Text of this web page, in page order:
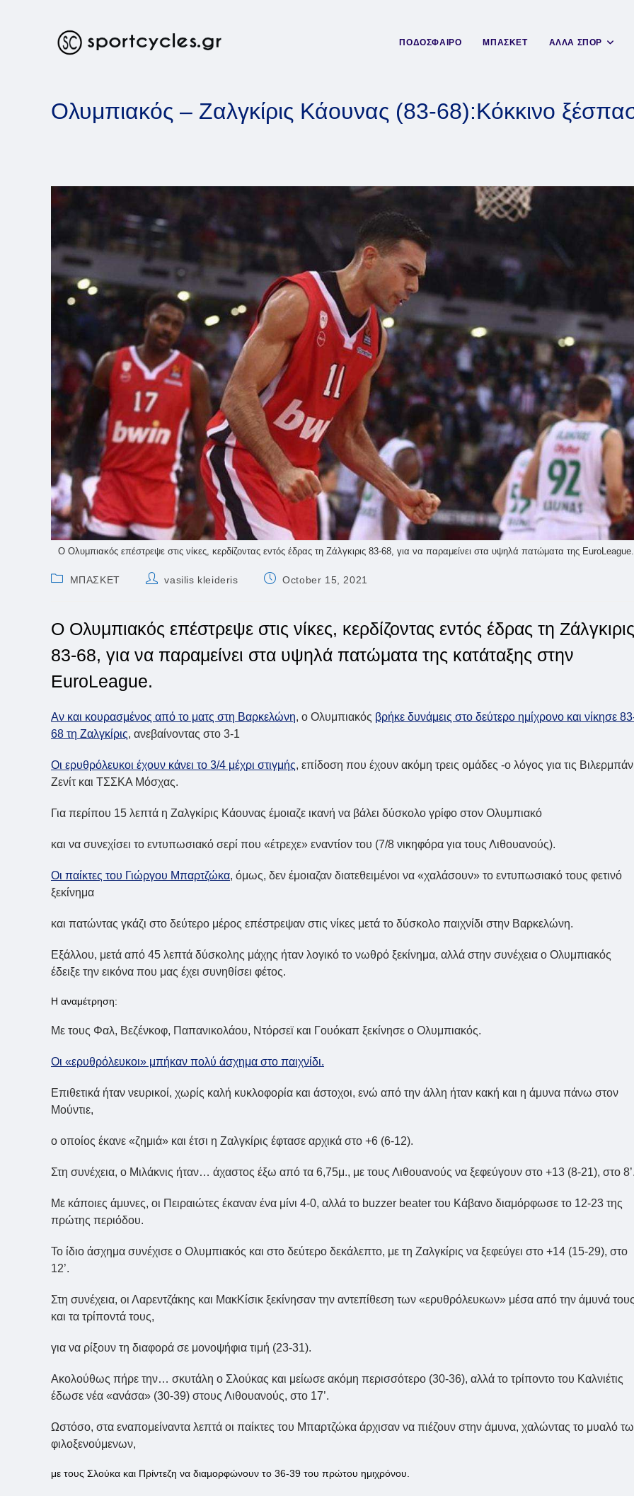
ΠΟΔΟΣΦΑΙΡΟ ΜΠΑΣΚΕΤ ΑΛΛΑ ΣΠΟΡ
Ολυμπιακός – Ζαλγκίρις Κάουνας (83-68):Κόκκινο
Ο Ολυμπιακός επέστρεψε στις νίκες, κερδίζοντας εντός έδρας τη Ζάλγκιρις 83-68, για να παραμείνει στα υψηλά πατώματα της EuroLeague.
PostΜΠΑΣΚΕΤ
Postvasilis kleideris
PostOctober 15, 2021
Ο Ολυμπιακός επέστρεψε στις νίκες, κερδίζοντας εντός έδρας τη Ζάλγκιρις
83-68, για να παραμείνει στα υψηλά πατώματα της κατάταξης στην
EuroLeague.
Αν και κουρασμένος από το ματς στη Βαρκελώνη, ο Ολυμπιακός βρήκε δυνάμεις στο δεύτερο ημίχρονο και νίκησε
68 τη Ζαλγκίρις, ανεβαίνοντας στο 3-1
Οι ερυθρόλευκοι έχουν κάνει το 3/4 μέχρι στιγμής, επίδοση που έχουν ακόμη τρεις ομάδες -ο λόγος για τις
Ζενίτ και ΤΣΣΚΑ Μόσχας.
Για περίπου 15 λεπτά η Ζαλγκίρις Κάουνας έμοιαζε ικανή να βάλει δύσκολο γρίφο στον Ολυμπιακό
και να συνεχίσει το εντυπωσιακό σερί που «έτρεχε» εναντίον του (7/8 νικηφόρα για τους Λιθουανούς).
Οι παίκτες του Γιώργου Μπαρτζώκα, όμως, δεν έμοιαζαν διατεθειμένοι να «χαλάσουν» το εντυπωσιακό τους φετινό
ξεκίνημα
και πατώντας γκάζι στο δεύτερο μέρος επέστρεψαν στις νίκες μετά το δύσκολο παιχνίδι στην Βαρκελώνη.
Εξάλλου, μετά από 45 λεπτά δύσκολης μάχης ήταν λογικό το νωθρό ξεκίνημα, αλλά στην συνέχεια ο Ολυμπιακός
έδειξε την εικόνα που μας έχει συνηθίσει φέτος.
Η αναμέτρηση:
Με τους Φαλ, Βεζένκοφ, Παπανικολάου, Ντόρσεϊ και Γουόκαπ ξεκίνησε ο Ολυμπιακός.
Οι «ερυθρόλευκοι» μπήκαν πολύ άσχημα στο παιχνίδι.
Επιθετικά ήταν νευρικοί, χωρίς καλή κυκλοφορία και άστοχοι, ενώ από την άλλη ήταν κακή και η άμυνα πάνω στον
Μούντιε,
ο οποίος έκανε «ζημιά» και έτσι η Ζαλγκίρις έφτασε αρχικά στο +6 (6-12).
Στη συνέχεια, ο Μιλάκνις ήταν… άχαστος έξω από τα 6,75μ., με τους Λιθουανούς να ξεφεύγουν στο +13 (8-21), στο
Με κάποιες άμυνες, οι Πειραιώτες έκαναν ένα μίνι 4-0, αλλά το buzzer beater του Κάβανο διαμόρφωσε το 12-23 της
πρώτης περιόδου.
Το ίδιο άσχημα συνέχισε ο Ολυμπιακός και στο δεύτερο δεκάλεπτο, με τη Ζαλγκίρις να ξεφεύγει στο +14 (15-29), στο
12’.
Στη συνέχεια, οι Λαρεντζάκης και ΜακΚίσικ ξεκίνησαν την αντεπίθεση των «ερυθρόλευκων» μέσα από την άμυνά
και τα τρίποντά τους,
για να ρίξουν τη διαφορά σε μονοψήφια τιμή (23-31).
Ακολούθως πήρε την… σκυτάλη ο Σλούκας και μείωσε ακόμη περισσότερο (30-36), αλλά το τρίποντο του Καλνιέτις
έδωσε νέα «ανάσα» (30-39) στους Λιθουανούς, στο 17’.
Ωστόσο, στα εναπομείναντα λεπτά οι παίκτες του Μπαρτζώκα άρχισαν να πιέζουν στην άμυνα, χαλώντας το μυαλό
φιλοξενούμενων,
με τους Σλούκα και Πρίντεζη να διαμορφώνουν το 36-39 του πρώτου ημιχρόνου.